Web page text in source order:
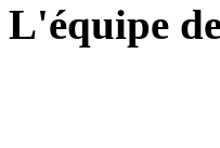
L'équipe